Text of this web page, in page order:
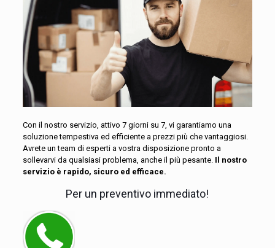
Con il nostro servizio, attivo 7 giorni su 7, vi garantiamo una
soluzione tempestiva ed efficiente a prezzi più che vantaggiosi.
Avrete un team di esperti a vostra disposizione pronto a
sollevarvi da qualsiasi problema, anche il più pesante. Il nostro
servizio è rapido, sicuro ed efficace.
Per un preventivo immediato!